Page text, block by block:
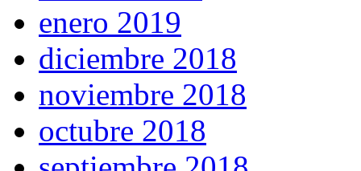
enero 2019
diciembre 2018
noviembre 2018
octubre 2018